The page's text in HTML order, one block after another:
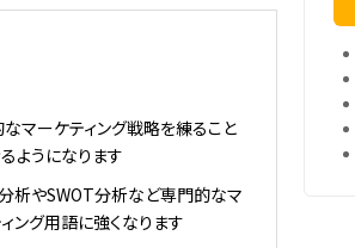
マーケティング戦略を練ること
ようになります
析やSWOT分析など専門的なマ
ング用語に強くなります